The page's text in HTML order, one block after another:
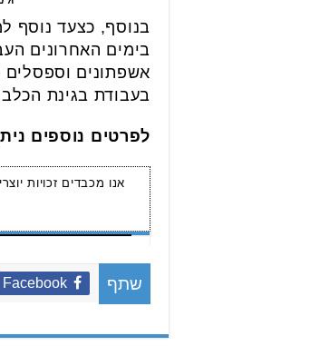
בנוסף, כצעד נוסף
בימים האחרונים
אשפתונים וספסלים
בעבודת בגינת
לפרטים נוספים
אנו מכבדים זכויות
שתף Facebook